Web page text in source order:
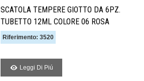
SCATOLA TEMPERE GIOTTO DA 6PZ.
TUBETTO 12ML COLORE 06 ROSA
Riferimento: 3520
Leggi Di Piú